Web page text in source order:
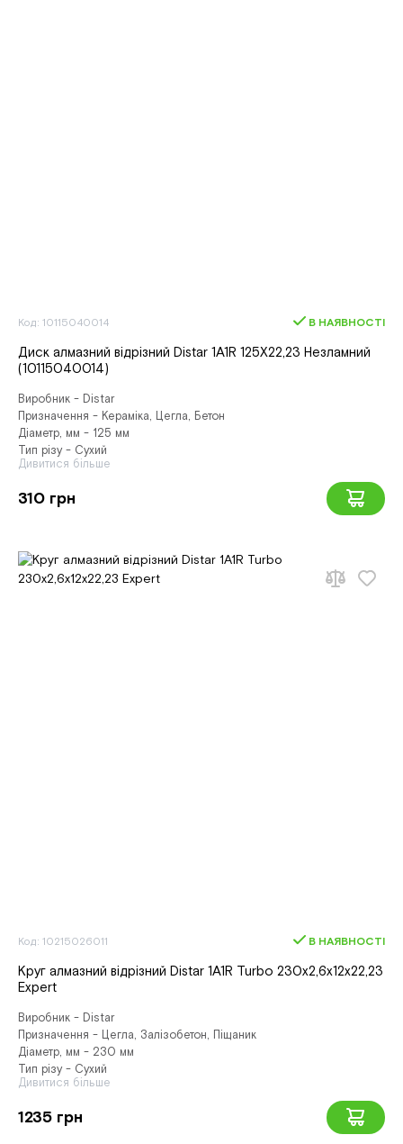
Код: 10115040014 В НАЯВНОСТІ
Диск алмазний відрізний Distar 1A1R 125X22,23 Незламний
(10115040014)
Виробник - Distar
Призначення - Кераміка, Цегла, Бетон
Діаметр, мм - 125 мм
Тип різу - Сухий
Дивитися більше
310 грн
Код: 10215026011 В НАЯВНОСТІ
Круг алмазний вiдрiзний Distar 1A1R Turbo 230x2,6x12x22,23
Expert
Виробник - Distar
Призначення - Цегла, Залізобетон, Піщаник
Діаметр, мм - 230 мм
Тип різу - Сухий
Дивитися більше
1235 грн